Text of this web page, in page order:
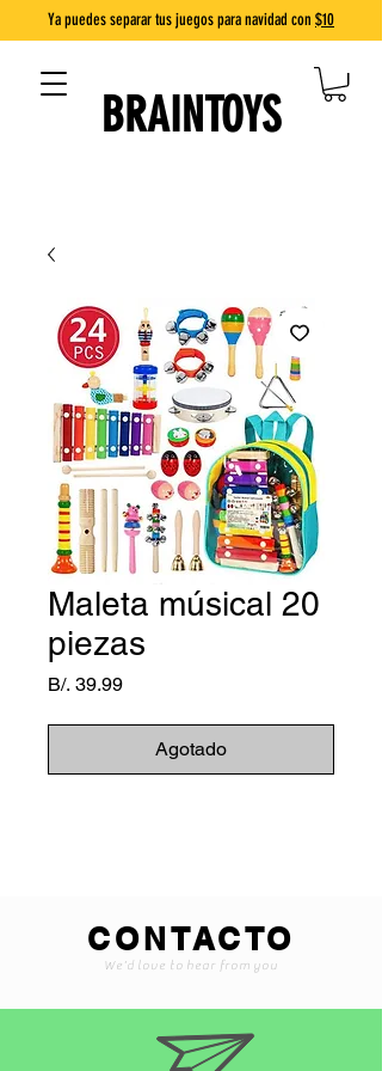
Ya puedes separar tus juegos para navidad con $10
BRAINTOYS
Maleta músical 20
piezas
B/. 39.99Precio
Agotado
CONTACTO
We'd love to hear from you